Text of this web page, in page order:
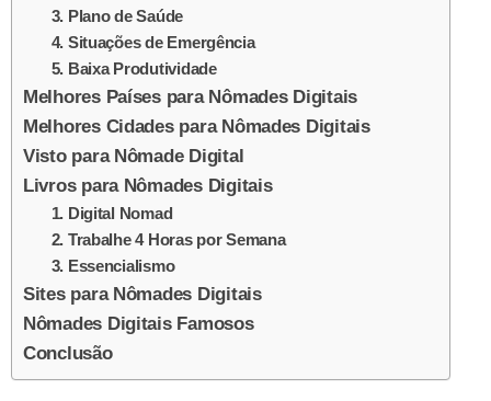
3. Plano de Saúde
4. Situações de Emergência
5. Baixa Produtividade
Melhores Países para Nômades Digitais
Melhores Cidades para Nômades Digitais
Visto para Nômade Digital
Livros para Nômades Digitais
1. Digital Nomad
2. Trabalhe 4 Horas por Semana
3. Essencialismo
Sites para Nômades Digitais
Nômades Digitais Famosos
Conclusão